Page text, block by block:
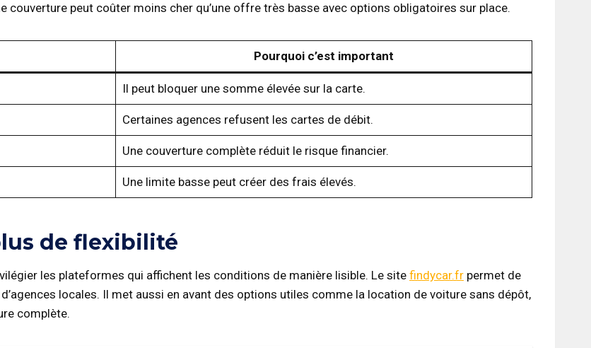
couverture peut coûter moins cher qu’une offre très basse avec options obligatoires sur place.
Pourquoi c’est important
Il peut bloquer une somme élevée sur la carte.
Certaines agences refusent les cartes de débit.
Une couverture complète réduit le risque financier.
Une limite basse peut créer des frais élevés.
de flexibilité
les plateformes qui affichent les conditions de manière lisible. Le site findycar.fr permet de
locales. Il met aussi en avant des options utiles comme la location de voiture sans dépôt,
complète.